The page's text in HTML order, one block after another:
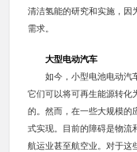
清洁氢能的研究和实施，因
需求。
大型电动汽车
如今，小型电池电动汽
它们可以将可再生能源转化
的。然而，在一些大规模的
式实现。目前的障碍是物流
航运业甚至航空业。对于这